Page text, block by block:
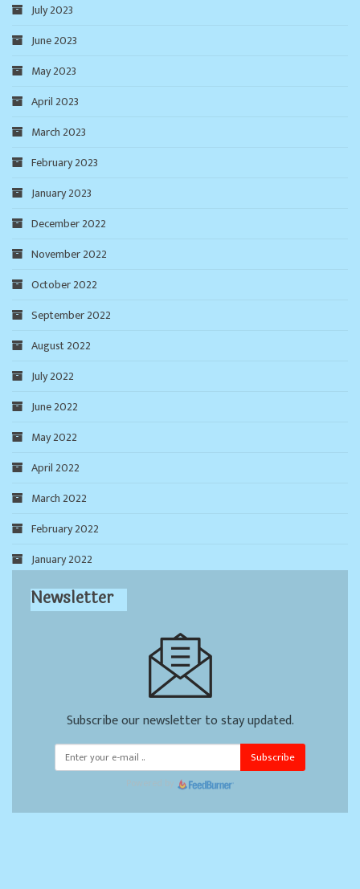
July 2023
June 2023
May 2023
April 2023
March 2023
February 2023
January 2023
December 2022
November 2022
October 2022
September 2022
August 2022
July 2022
June 2022
May 2022
April 2022
March 2022
February 2022
January 2022
Newsletter
Subscribe our newsletter to stay updated.
Subscribe